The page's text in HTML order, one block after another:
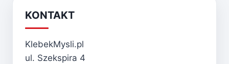
KONTAKT
KlebekMysli.pl
ul. Szekspira 4